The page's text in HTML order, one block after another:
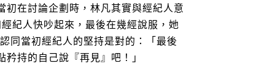
在討論企劃時，林凡其實與經紀人意
紀人快吵起來，最後在幾經說服，她
同當初經紀人的堅持是對的：「最後
持的自己說『再見』吧！」